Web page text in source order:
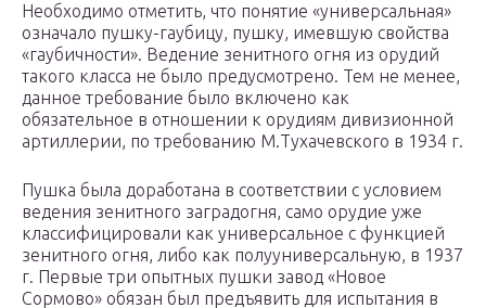
Необходимо отметить, что понятие «универсальная»
означало пушку-гаубицу, пушку, имевшую свойства
«гаубичности». Ведение зенитного огня из орудий
такого класса не было предусмотрено. Тем не менее,
данное требование было включено как
обязательное в отношении к орудиям дивизионной
артиллерии, по требованию М.Тухачевского в 1934 г.
Пушка была доработана в соответствии с условием
ведения зенитного заградогня, само орудие уже
классифицировали как универсальное с функцией
зенитного огня, либо как полууниверсальную, в 1937
г. Первые три опытных пушки завод «Новое
Сормово» обязан был предъявить для испытания в